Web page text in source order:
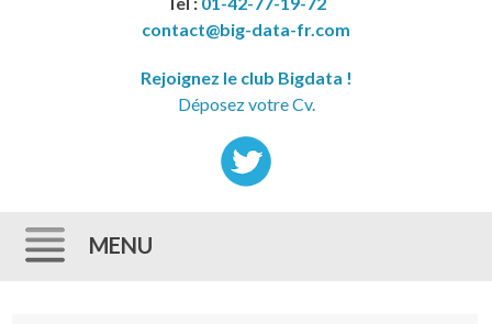
contact@big-data-fr.com
Rejoignez le club Bigdata !
Déposez votre Cv.
MENU